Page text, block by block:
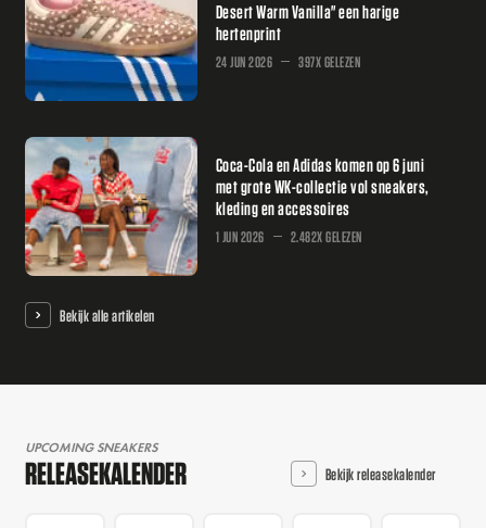
Desert Warm Vanilla" een harige
hertenprint
24 JUN 2026 397X GELEZEN
Coca-Cola en Adidas komen op 6 juni
met grote WK-collectie vol sneakers,
kleding en accessoires
1 JUN 2026 2.482X GELEZEN
Bekijk alle artikelen
UPCOMING SNEAKERS
RELEASEKALENDER Bekijk releasekalender